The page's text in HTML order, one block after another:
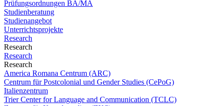
Prüfungsordnungen BA/MA
Studienberatung
Studienangebot
Unterrichtsprojekte
Research
Research
Research
Research
America Romana Centrum (ARC)
Centrum für Postcolonial und Gender Studies (CePoG)
Italienzentrum
Trier Center for Language and Communication (TCLC)